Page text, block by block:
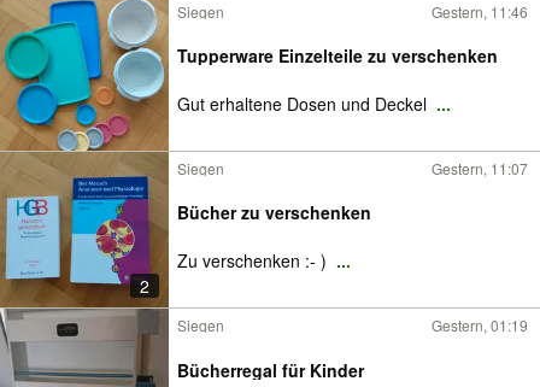
Siegen Gestern, 11:46
Tupperware Einzelteile zu verschenken
Gut erhaltene Dosen und Deckel ...
2
Siegen Gestern, 11:07
Bücher zu verschenken
Zu verschenken :- ) ...
Siegen Gestern, 01:19
Bücherregal für Kinder